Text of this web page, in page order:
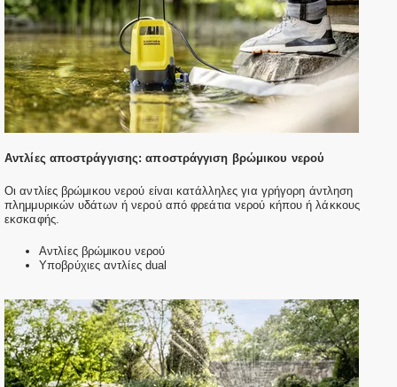
Αντλίες αποστράγγισης: αποστράγγιση βρώμικου νερού
Οι αντλίες βρώμικου νερού είναι κατάλληλες για γρήγορη άντληση
πλημμυρικών υδάτων ή νερού από φρεάτια νερού κήπου ή λάκκους
εκσκαφής.
Αντλίες βρώμικου νερού
Υποβρύχιες αντλίες dual